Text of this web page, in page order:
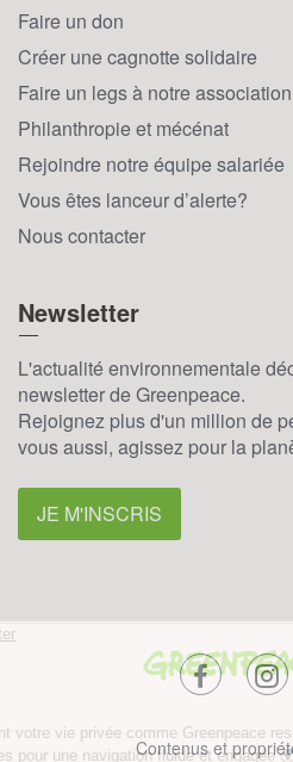
Faire un don
Créer une cagnotte solidaire
Faire un legs à notre association
Philanthropie et mécénat
Rejoindre notre équipe salariée
Vous êtes lanceur d’alerte?
Nous contacter
Newsletter
L'actualité environnementale
newsletter de Greenpeace.
Rejoignez plus d'un million de
vous aussi, agissez pour la
JE M'INSCRIS
Contenus et